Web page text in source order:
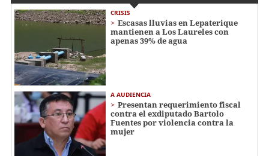
CRISIS
Escasas lluvias en Lepaterique
mantienen a Los Laureles con
apenas 39% de agua
A AUDIENCIA
Presentan requerimiento fiscal
contra el exdiputado Bartolo
Fuentes por violencia contra la
mujer